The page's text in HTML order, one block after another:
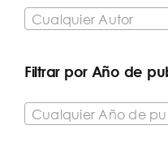
Cualquier Autor
Filtrar por Año de
Cualquier Año de